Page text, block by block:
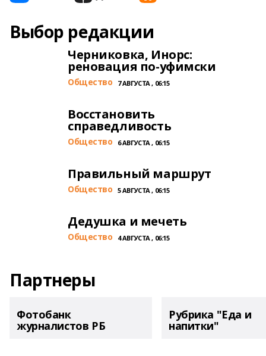
Выбор редакции
Черниковка, Инорс:
реновация по-уфимски
Общество 7 АВГУСТА , 06:15
Восстановить
справедливость
Общество 6 АВГУСТА , 06:15
Правильный маршрут
Общество 5 АВГУСТА , 06:15
Дедушка и мечеть
Общество 4 АВГУСТА , 06:15
Партнеры
Фотобанк
журналистов РБ
Рубрика "Еда и
напитки"